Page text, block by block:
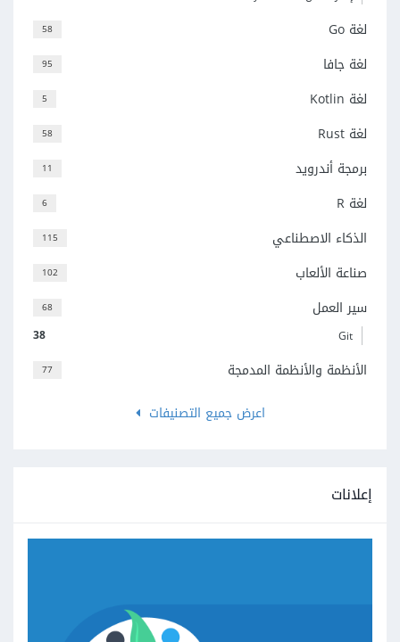
58 لغة Go
95 لغة جافا
5 لغة Kotlin
58 لغة Rust
11 برمجة أندرويد
6 لغة R
115 الذكاء الاصطناعي
102 صناعة الألعاب
68 سير العمل
38 Git
77
الأنظمة والأنظمة المدمجة
اعرض جميع التصنيفات
إعلانات